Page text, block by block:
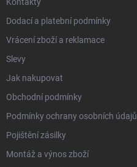
Kontakty
Dodací a platební podmínky
Vrácení zboží a reklamace
Slevy
Jak nakupovat
Obchodní podmínky
Podmínky ochrany osobních údajů
Pojištění zásilky
Montáž a výnos zboží